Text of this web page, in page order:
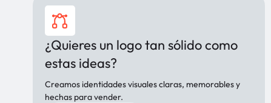
¿Quieres un logo tan sólido como
estas ideas?
Creamos identidades visuales claras, memorables y
hechas para vender.